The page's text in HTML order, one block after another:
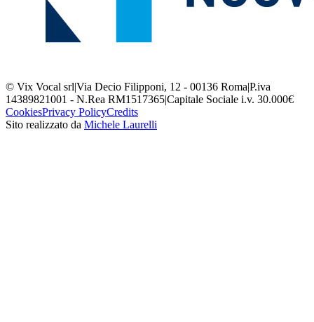
© Vix Vocal srl|Via Decio Filipponi, 12 - 00136 Roma|P.iva
14389821001 - N.Rea RM1517365|Capitale Sociale i.v. 30.000€
CookiesPrivacy PolicyCredits
Sito realizzato da Michele Laurelli